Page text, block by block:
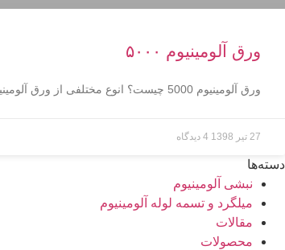
ورق آلومینیوم ۵۰۰۰
ورق آلومینیوم 5000 چیست؟ انوع مختلفی از ورق آلومینیوم موجود است
27 تیر 1398 4 دیدگاه
دسته‌ها
نبشی آلومینیوم
میلگرد و تسمه لوله آلومینیوم
مقالات
محصولات